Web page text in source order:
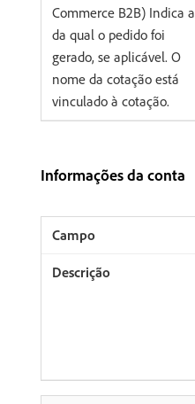
Commerce B2B) Indica a
da qual o pedido foi
gerado, se aplicável. O
nome da cotação está
vinculado à cotação.
Informações da conta